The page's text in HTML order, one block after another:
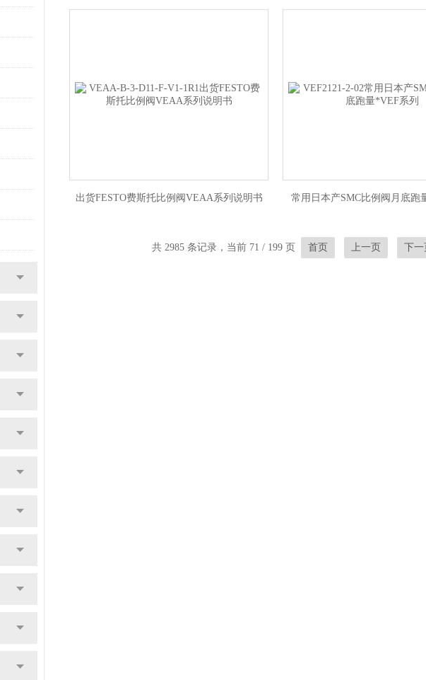
出货FESTO费斯托比例阀VEAA系列说明书 常用日本产SMC比例阀月底跑
共 2985 条记录，当前 71 / 199 页 首页 上一页 下一